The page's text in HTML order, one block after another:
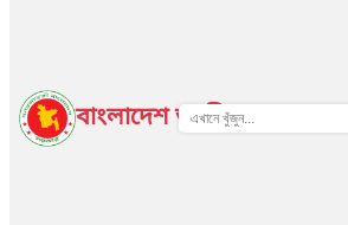
বাংলাদেশ জাতীয় তথ্য বাতায়ন